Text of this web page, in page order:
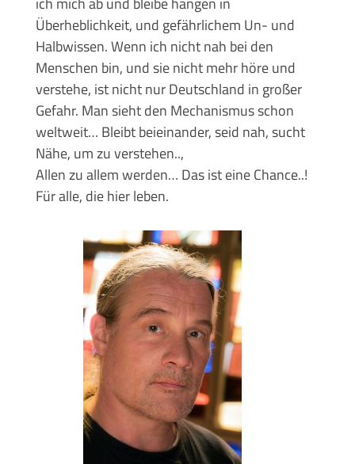
Überheblichkeit, und gefährlichem Un- und
Halbwissen. Wenn ich nicht nah bei den
Menschen bin, und sie nicht mehr höre und
verstehe, ist nicht nur Deutschland in großer
Gefahr. Man sieht den Mechanismus schon
weltweit… Bleibt beieinander, seid nah, sucht
Nähe, um zu verstehen..,
Allen zu allem werden… Das ist eine Chance..!
Für alle, die hier leben.